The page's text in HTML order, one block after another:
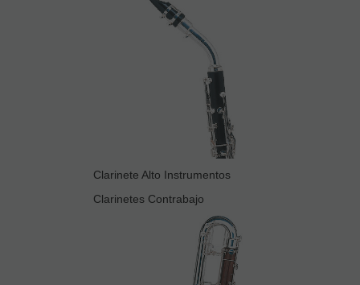
Clarinete Alto Instrumentos
Clarinetes Contrabajo